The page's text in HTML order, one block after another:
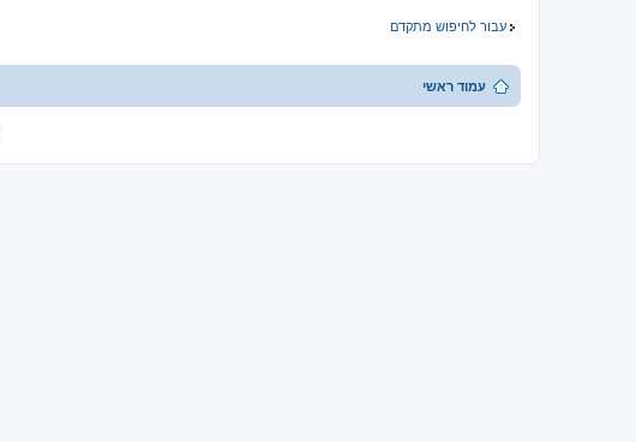
עבור לחיפוש מתקדם
עמוד ראשי